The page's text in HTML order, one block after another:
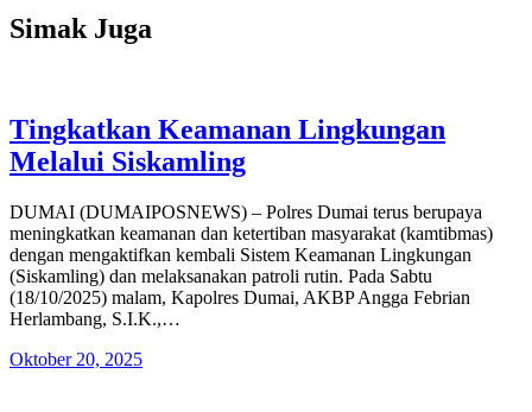
Simak Juga
Tingkatkan Keamanan Lingkungan
Melalui Siskamling
DUMAI (DUMAIPOSNEWS) – Polres Dumai terus berupaya
meningkatkan keamanan dan ketertiban masyarakat (kamtibmas)
dengan mengaktifkan kembali Sistem Keamanan Lingkungan
(Siskamling) dan melaksanakan patroli rutin. Pada Sabtu
(18/10/2025) malam, Kapolres Dumai, AKBP Angga Febrian
Herlambang, S.I.K.,…
Oktober 20, 2025